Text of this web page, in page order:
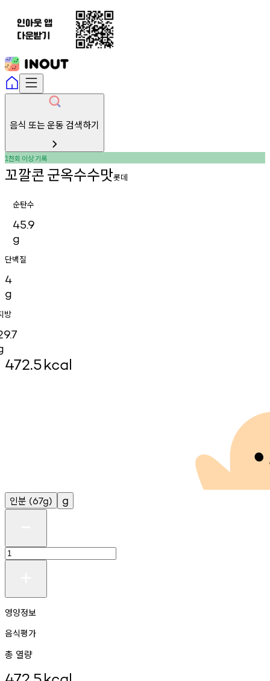
음식 또는 운동 검색하기
1천회 이상기록
꼬깔콘군옥수수맛롯데
순탄수
45.9
g
단백질
4
g
방
472.5kcal
인분 (67g) g
영양정보
음식평가
총 열량